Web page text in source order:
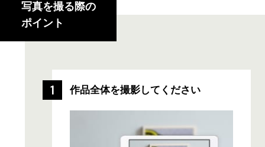
写真を撮る際の
ポイント
作品全体を撮影してください